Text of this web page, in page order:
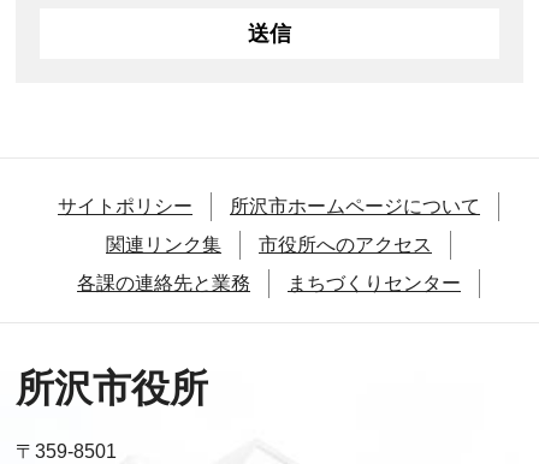
サイトポリシー
所沢市ホームページについて
関連リンク集
市役所へのアクセス
各課の連絡先と業務
まちづくりセンター
所沢市役所
〒359-8501